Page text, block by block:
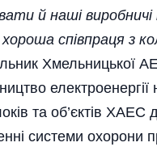
й наші виробничі
співпраця з
Хмельницької
та об’єктів
системи охорони